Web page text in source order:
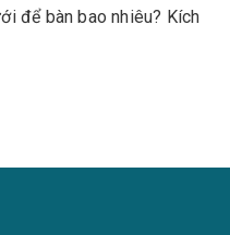
để bàn bao nhiêu? Kích